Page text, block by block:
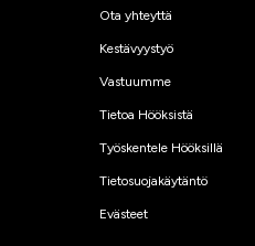
Ota yhteyttä
Kestävyystyö
Vastuumme
Tietoa Hööksistä
Työskentele Hööksillä
Tietosuojakäytäntö
Evästeet